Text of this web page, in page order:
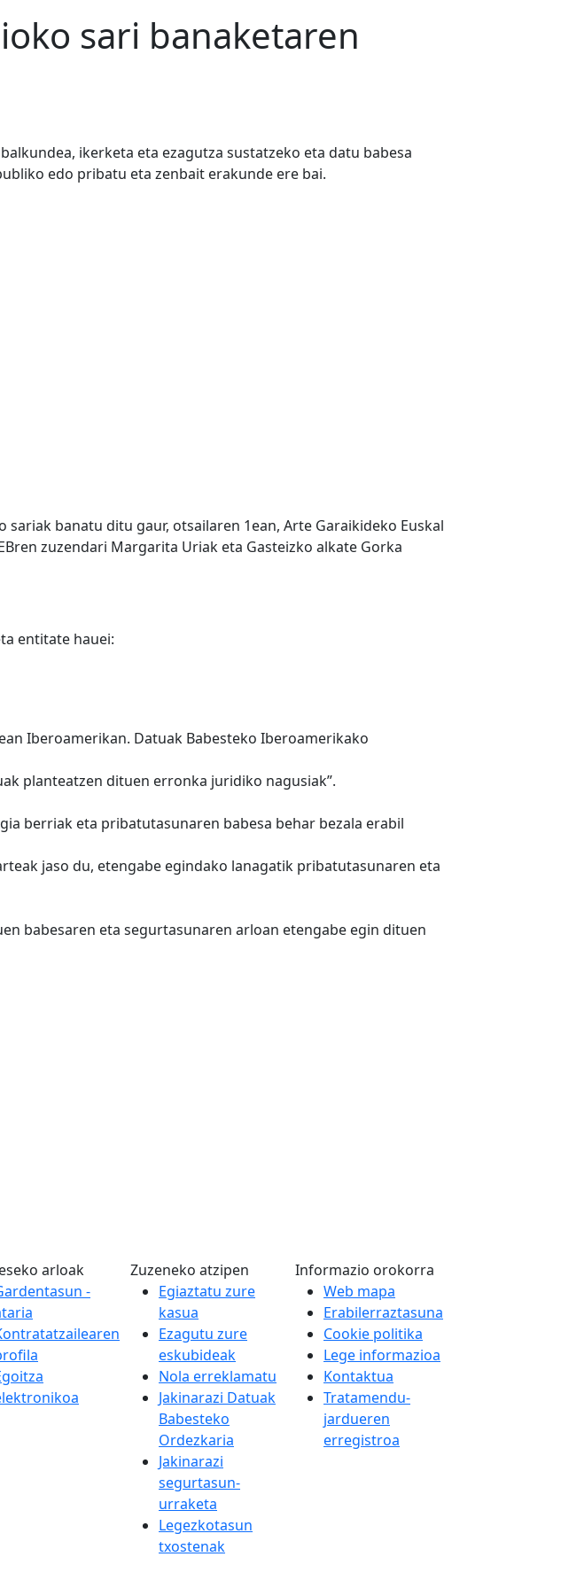
sari banaketaren
ikerketa eta ezagutza sustatzeko eta datu babesa
edo pribatu eta zenbait erakunde ere bai.
banatu ditu gaur, otsailaren 1ean, Arte Garaikideko Euskal
zuzendari Margarita Uriak eta Gasteizko alkate Gorka
entitate hauei:
Iberoamerikan. Datuak Babesteko Iberoamerikako
planteatzen dituen erronka juridiko nagusiak”.
berriak eta pribatutasunaren babesa behar bezala erabil
jaso du, etengabe egindako lanagatik pribatutasunaren eta
babesaren eta segurtasunaren arloan etengabe egin dituen
arloak
-
Zuzeneko atzipen
Egiaztatu zure
kasua
Ezagutu zure
eskubideak
Nola erreklamatu
Jakinarazi Datuak
Babesteko
Ordezkaria
Jakinarazi
segurtasun-
urraketa
Legezkotasun
txostenak
Informazio orokorra
Web mapa
Erabilerraztasuna
Cookie politika
Lege informazioa
Kontaktua
Tratamendu-
jardueren
erregistroa